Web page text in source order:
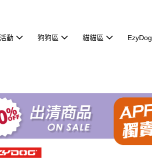
動 狗狗區 貓貓區 EzyDog